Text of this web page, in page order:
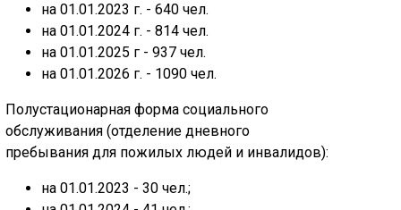
на 01.01.2023 г. - 640 чел.
на 01.01.2024 г. - 814 чел.
на 01.01.2025 г - 937 чел.
на 01.01.2026 г. - 1090 чел.
Полустационарная форма социального
обслуживания (отделение дневного
пребывания для пожилых людей и инвалидов):
на 01.01.2023 - 30 чел.;